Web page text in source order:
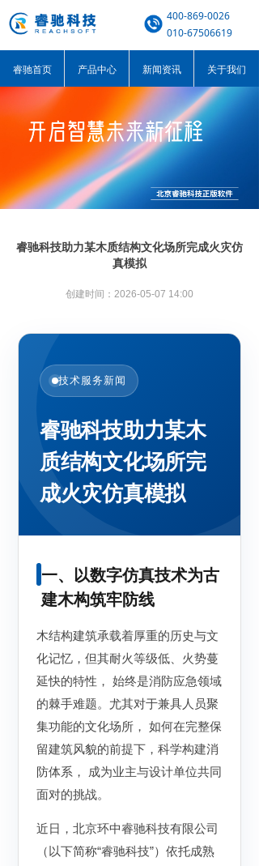
400-869-0026
010-67506619
睿驰首页 产品中心 新闻资讯 关于我们
睿驰科技助力某木质结构文化场所完成火灾仿
真模拟
技术服务新闻
睿驰科技助力某木
质结构文化场所完
成火灾仿真模拟
一、以数字仿真技术为古
建木构筑牢防线
木结构建筑承载着厚重的历史与文
化记忆，但其耐火等级低、火势蔓
延快的特性， 始终是消防应急领域
的棘手难题。尤其对于兼具人员聚
集功能的文化场所， 如何在完整保
留建筑风貌的前提下，科学构建消
防体系， 成为业主与设计单位共同
面对的挑战。
近日，北京环中睿驰科技有限公司
（以下简称“睿驰科技”）依托成熟
创建时间： 2026-05-07 14:00